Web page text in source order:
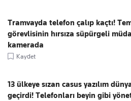
Tramvayda telefon çalıp kaçtı!
görevlisinin hırsıza süpürgeli
kamerada
Kaydet
13 ülkeye sızan casus yazılım
geçirdi! Telefonları beyin gibi